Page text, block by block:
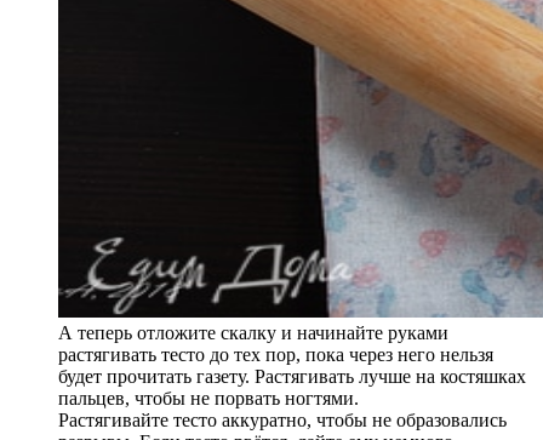
А теперь отложите скалку и начинайте руками
растягивать тесто до тех пор, пока через него нельзя
будет прочитать газету. Растягивать лучше на костяшках
пальцев, чтобы не порвать ногтями.
Растягивайте тесто аккуратно, чтобы не образовались